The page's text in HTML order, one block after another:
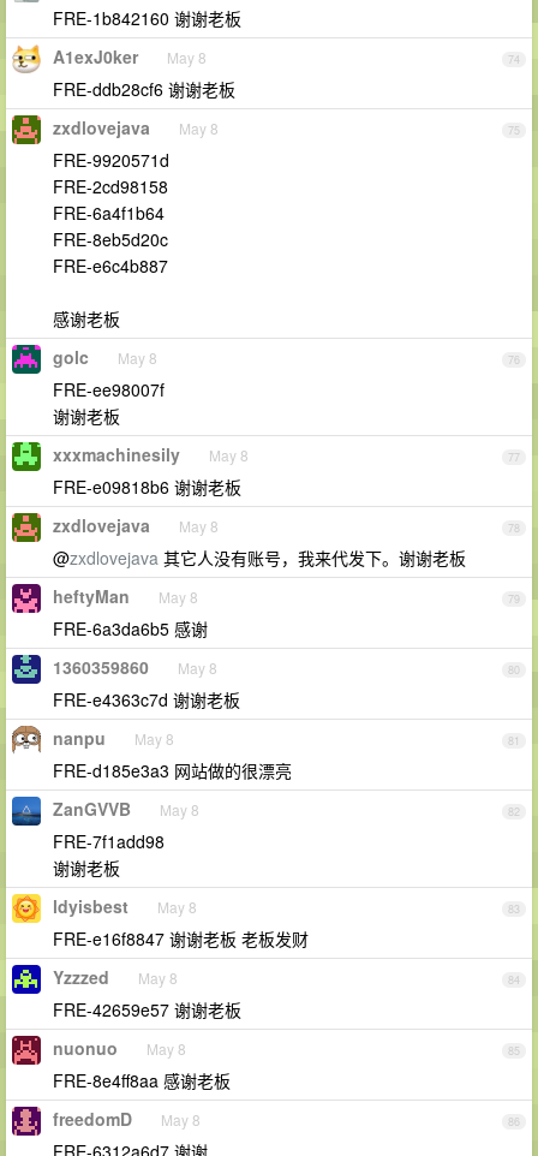
FRE-1b842160 谢谢老板
74
A1exJ0ker May 8
FRE-ddb28cf6 谢谢老板
75
zxdlovejava May 8
FRE-9920571d
FRE-2cd98158
FRE-6a4f1b64
FRE-8eb5d20c
FRE-e6c4b887
感谢老板
76
golc May 8
FRE-ee98007f
谢谢老板
77
xxxmachinesily May 8
FRE-e09818b6 谢谢老板
78
zxdlovejava May 8
@zxdlovejava 其它人没有账号，我来代发下。谢谢老板
79
heftyMan May 8
FRE-6a3da6b5 感谢
80
1360359860 May 8
FRE-e4363c7d 谢谢老板
81
nanpu May 8
FRE-d185e3a3 网站做的很漂亮
82
ZanGVVB May 8
FRE-7f1add98
谢谢老板
83
ldyisbest May 8
FRE-e16f8847 谢谢老板 老板发财
84
Yzzzed May 8
FRE-42659e57 谢谢老板
85
nuonuo May 8
FRE-8e4ff8aa 感谢老板
86
freedomD May 8